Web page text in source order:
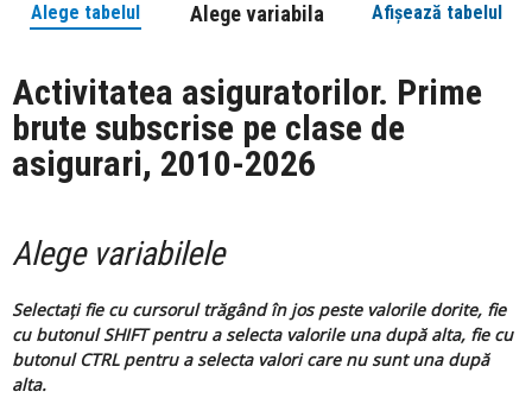
Alege tabelul Alege variabila Afișează tabelul
Activitatea asiguratorilor. Prime
brute subscrise pe clase de
asigurari, 2010-2026
Alege variabilele
Selectați fie cu cursorul trăgând în jos peste valorile dorite, fie
cu butonul SHIFT pentru a selecta valorile una după alta, fie cu
butonul CTRL pentru a selecta valori care nu sunt una după
alta.